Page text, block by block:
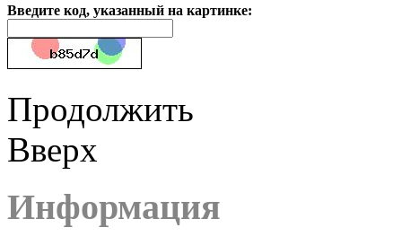
Введите код, указанный на картинке:
Продолжить
Вверх
Информация